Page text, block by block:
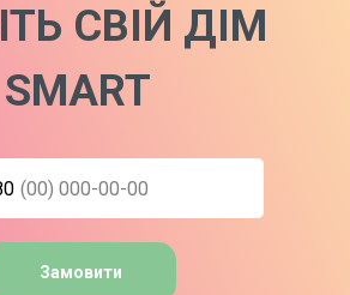
СВІЙ ДІМ
SMART
Замовити